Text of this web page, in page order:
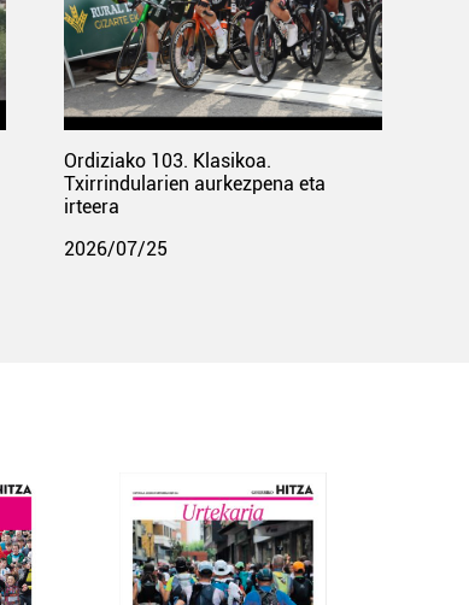
Ordiziako 103. Klasikoa.
Txirrindularien aurkezpena eta
irteera
2026/07/25